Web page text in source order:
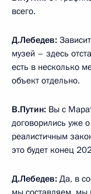
всего.
Д.Лебедев:
музей – здесь
есть в несколько
объект отдельно.
В.Путин: Вы с
договорились уже
реалистичным
это будет конец
Д.Лебедев: Да, в